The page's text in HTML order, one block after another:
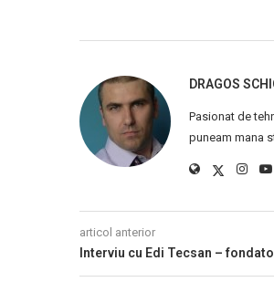
DRAGOS
Pasionat de
puneam mana
articol anterior
Interviu cu Edi Tecsan –